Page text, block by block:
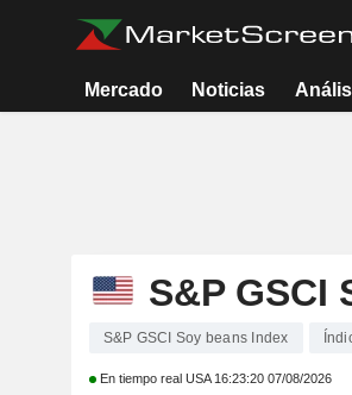
Mercado Noticias
S&P GSCI
S&P GSCI Soy beans Index
En tiempo real USA 16:23:20 07/08/2026